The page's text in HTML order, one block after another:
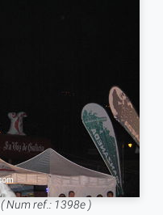
( Num ref.: 1398e )